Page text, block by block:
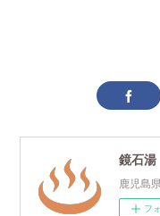
鹿児島
フ